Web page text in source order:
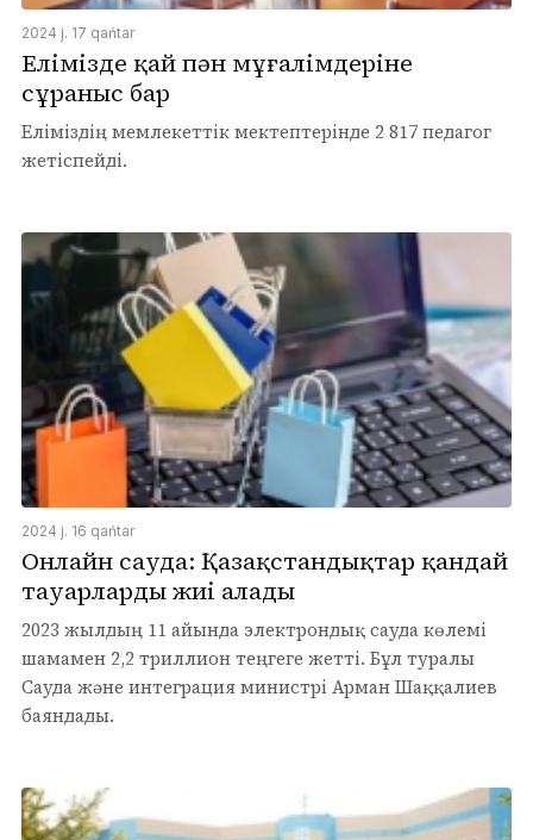
2024 j. 17 qańtar
Елімізде қай пән мұғалімдеріне
сұраныс бар
Еліміздің мемлекеттік мектептерінде 2 817 педагог
жетіспейді.
2024 j. 16 qańtar
Онлайн сауда: Қазақстандықтар қандай
тауарларды жиі алады
2023 жылдың 11 айында электрондық сауда көлемі
шамамен 2,2 триллион теңгеге жетті. Бұл туралы
Сауда және интеграция министрі Арман Шаққалиев
баяндады.